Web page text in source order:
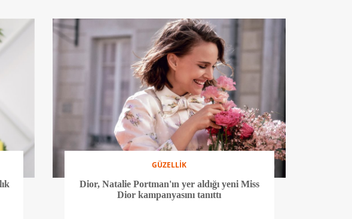
GÜZELLİK
Dior, Natalie Portman'ın yer aldığı yeni Miss
Dior kampanyasını tanıttı